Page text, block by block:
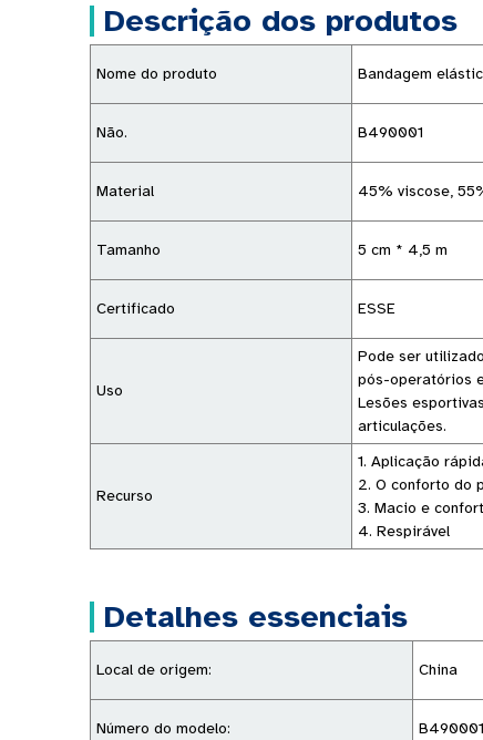
Descrição dos produtos
Nome do produto Bandagem
Não. B490001
Material 45% viscose,
Tamanho 5 cm * 4,5 m
Certificado ESSE
Uso
Pode ser
pós-operatórios
Lesões
articulações.
Recurso
1. Aplicação
2. O conforto do
3. Macio e
4. Respirável
Detalhes essenciais
Local de origem: China
Número do modelo: B490001